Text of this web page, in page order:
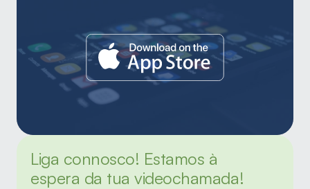
Liga connosco! Estamos à
espera da tua videochamada!